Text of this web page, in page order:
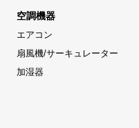
空調機器
エアコン
扇風機/サーキュレーター
加湿器